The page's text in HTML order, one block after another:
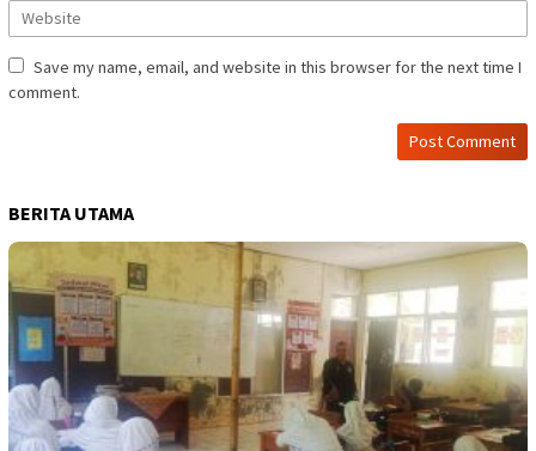
Save my name, email, and website in this browser for the next time I
comment.
BERITA UTAMA